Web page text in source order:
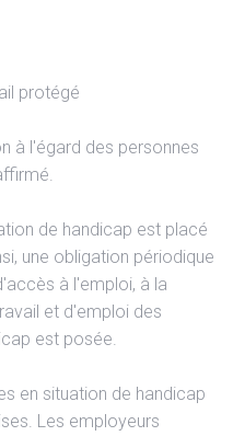
protégé
à l'égard des personnes
de handicap est placé
une obligation périodique
à l'emploi, à la
et d'emploi des
est posée.
en situation de handicap
Les employeurs